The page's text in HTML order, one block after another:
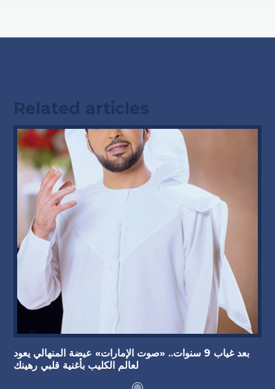
Related articles
بعد غياب 9 سنوات.. «صوت الإمارات» عيضة المنهالي يعود
لعالم الكليب بأغنية قلبي رهينك